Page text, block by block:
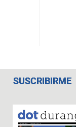
SUSCRIBIRME